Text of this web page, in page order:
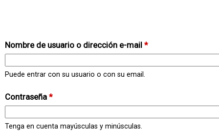
Nombre de usuario o dirección e-mail *
Puede entrar con su usuario o con su email.
Contraseña *
Tenga en cuenta mayúsculas y minúsculas.